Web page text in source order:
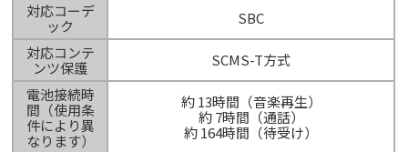
対応コーデ
ック
SBC
対応コンテ
ンツ保護
SCMS-T方式
電池接続時
間（使用条
件により異
なります）
約 13時間（音楽再生）
約 7時間（通話）
約 164時間（待受け）